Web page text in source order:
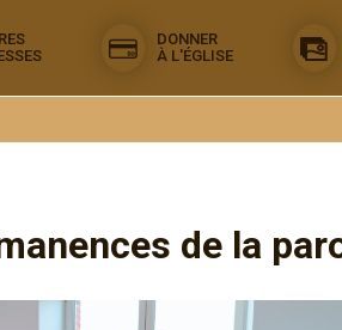
DONNER
À L'ÉGLISE
de la